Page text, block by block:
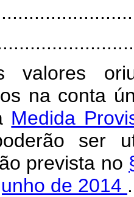
valores
na conta
Medida
ser
prevista no
de 2014